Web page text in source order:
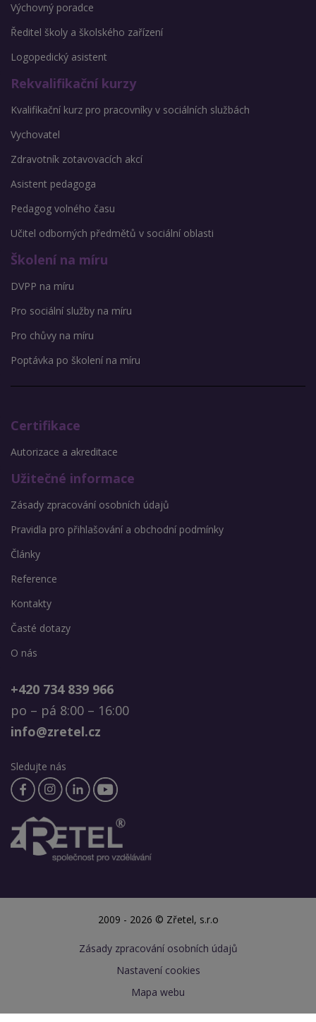
Výchovný poradce
Ředitel školy a školského zařízení
Logopedický asistent
Rekvalifikační kurzy
Kvalifikační kurz pro pracovníky v sociálních službách
Vychovatel
Zdravotník zotavovacích akcí
Asistent pedagoga
Pedagog volného času
Učitel odborných předmětů v sociální oblasti
Školení na míru
DVPP na míru
Pro sociální služby na míru
Pro chůvy na míru
Poptávka po školení na míru
Certifikace
Autorizace a akreditace
Užitečné informace
Zásady zpracování osobních údajů
Pravidla pro přihlašování a obchodní podmínky
Články
Reference
Kontakty
Časté dotazy
O nás
+420 734 839 966
po – pá 8:00 – 16:00
info@zretel.cz
Sledujte nás
2009 - 2026 © Zřetel, s.r.o
Zásady zpracování osobních údajů
Nastavení cookies
Mapa webu